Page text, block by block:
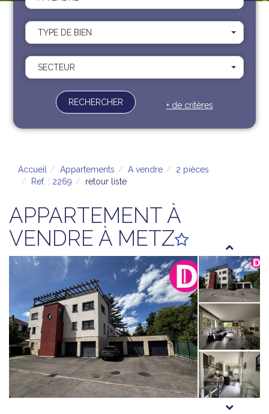
Recrutement
Contact
Documents
TYPE DE BIEN
SECTEUR
RECHERCHER + de critères
Accueil Appartements A vendre
2 pièces
Ref. : 2269
retour liste
APPARTEMENT À
VENDRE À METZ